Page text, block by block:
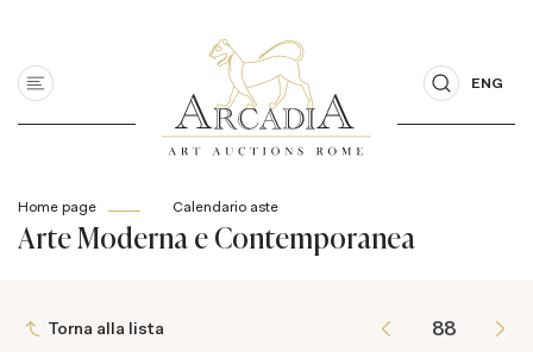
ENG
Home page Calendario aste
Arte Moderna e Contemporanea
Torna alla lista